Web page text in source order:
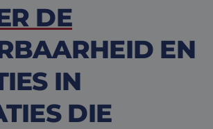
DE
EN
IN
DIE